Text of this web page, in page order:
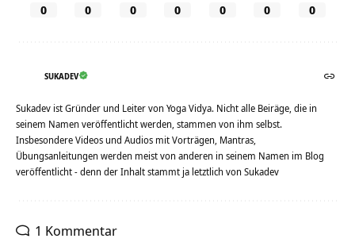
0 0 0 0 0 0 0
SUKADEV
Sukadev ist Gründer und Leiter von Yoga Vidya. Nicht alle Beiräge, die in
seinem Namen veröffentlicht werden, stammen von ihm selbst.
Insbesondere Videos und Audios mit Vorträgen, Mantras,
Übungsanleitungen werden meist von anderen in seinem Namen im Blog
veröffentlicht - denn der Inhalt stammt ja letztlich von Sukadev
1 Kommentar